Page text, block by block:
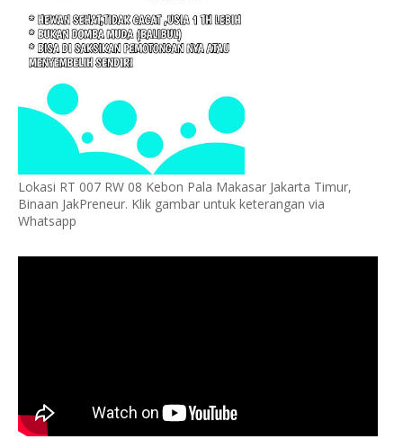
Lokasi RT 007 RW 08 Kebon Pala Makasar Jakarta Timur,
Binaan JakPreneur. Klik gambar untuk keterangan via
Whatsapp